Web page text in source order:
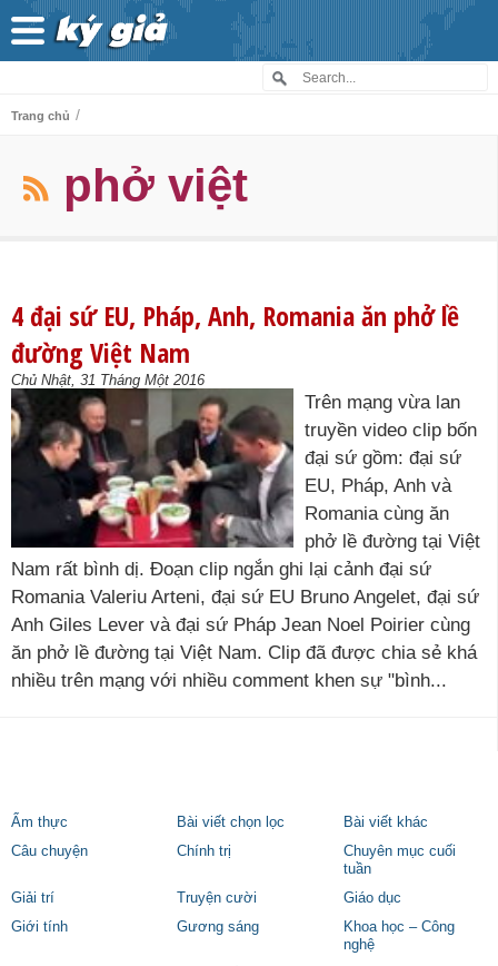
Trang chủ /
phở việt
4 đại sứ EU, Pháp, Anh, Romania ăn phở lề
đường Việt Nam
Chủ Nhật, 31 Tháng Một 2016
Trên mạng vừa lan
truyền video clip bốn
đại sứ gồm: đại sứ
EU, Pháp, Anh và
Romania cùng ăn
phở lề đường tại Việt
Nam rất bình dị. Đoạn clip ngắn ghi lại cảnh đại sứ
Romania Valeriu Arteni, đại sứ EU Bruno Angelet, đại sứ
Anh Giles Lever và đại sứ Pháp Jean Noel Poirier cùng
ăn phở lề đường tại Việt Nam. Clip đã được chia sẻ khá
nhiều trên mạng với nhiều comment khen sự "bình...
Ẩm thực Bài viết chọn lọc
Bài viết khác
Câu chuyện
Chính trị
Chuyên mục cuối
tuần
Giải trí
Truyện cười
Giáo dục
Giới tính
Gương sáng
Khoa học – Công
nghệ